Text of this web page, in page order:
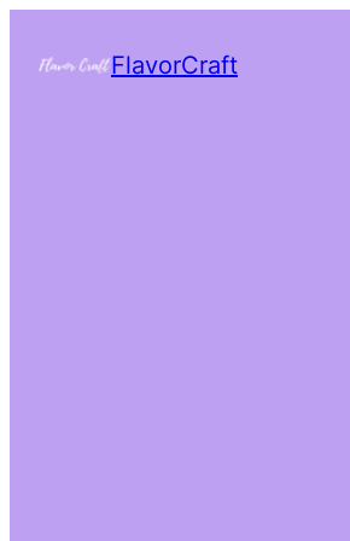
FlavorCraft